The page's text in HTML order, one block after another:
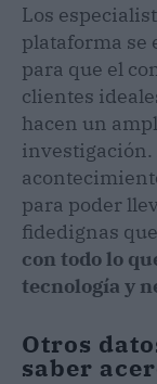
Los
plataforma se
para que el
clientes
hacen un
investigación.
para poder
fidedignas
con todo lo
tecnología y
Otros
saber